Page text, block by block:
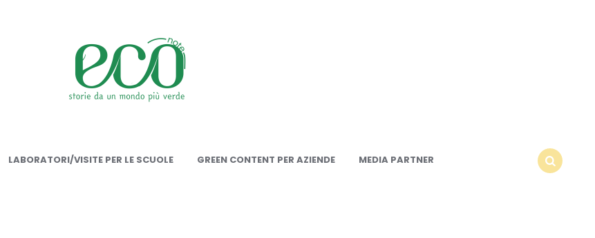
LABORATORI/VISITE PER LE SCUOLE GREEN CONTENT PER AZIENDE
MEDIA PARTNER